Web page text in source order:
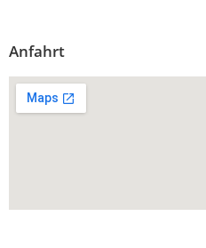
Anfahrt